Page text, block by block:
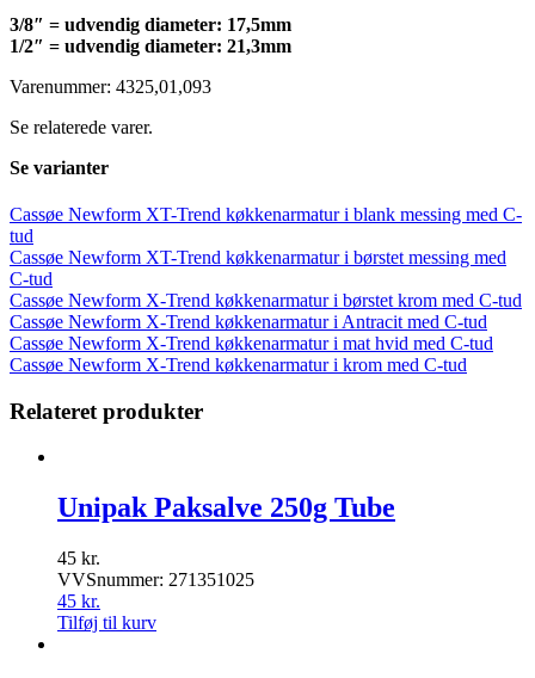
3/8″ = udvendig diameter: 17,5mm
1/2″ = udvendig diameter: 21,3mm
Varenummer: 4325,01,093
Se relaterede varer.
Se varianter
Cassøe Newform XT-Trend køkkenarmatur i blank messing med C-
tud
Cassøe Newform XT-Trend køkkenarmatur i børstet messing med
C-tud
Cassøe Newform X-Trend køkkenarmatur i børstet krom med C-tud
Cassøe Newform X-Trend køkkenarmatur i Antracit med C-tud
Cassøe Newform X-Trend køkkenarmatur i mat hvid med C-tud
Cassøe Newform X-Trend køkkenarmatur i krom med C-tud
Relateret produkter
Unipak Paksalve 250g Tube
45 kr.
VVSnummer: 271351025
45 kr.
Tilføj til kurv